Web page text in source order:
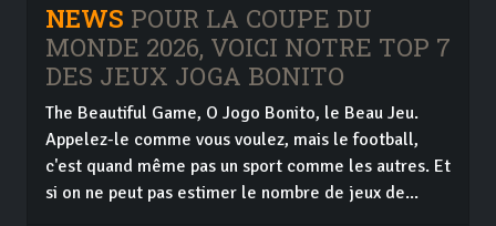
NEWS POUR LA COUPE DU
MONDE 2026, VOICI NOTRE TOP 7
DES JEUX JOGA BONITO
The Beautiful Game, O Jogo Bonito, le Beau Jeu.
Appelez-le comme vous voulez, mais le football,
c'est quand même pas un sport comme les autres. Et
si on ne peut pas estimer le nombre de jeux de...